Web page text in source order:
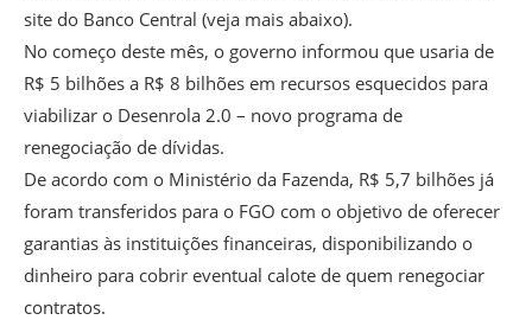
site do Banco Central (veja mais abaixo).
No começo deste mês, o governo informou que usaria de
R$ 5 bilhões a R$ 8 bilhões em recursos esquecidos para
viabilizar o Desenrola 2.0 – novo programa de
renegociação de dívidas.
De acordo com o Ministério da Fazenda, R$ 5,7 bilhões já
foram transferidos para o FGO com o objetivo de oferecer
garantias às instituições financeiras, disponibilizando o
dinheiro para cobrir eventual calote de quem renegociar
contratos.